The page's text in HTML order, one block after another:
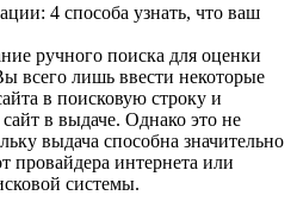
4 способа узнать, что ваш
ручного поиска для оценки
всего лишь ввести некоторые
в поисковую строку и
в выдаче. Однако это не
выдача способна значительно
провайдера интернета или
системы.